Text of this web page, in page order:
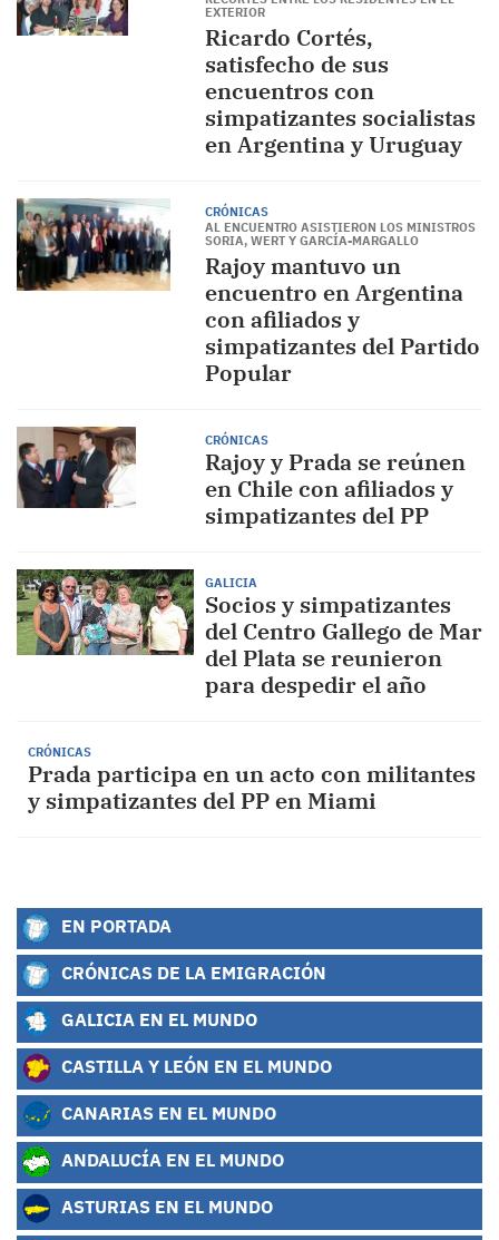
EXTERIOR
Ricardo Cortés,
satisfecho de sus
encuentros con
simpatizantes socialistas
en Argentina y Uruguay
CRÓNICAS
AL ENCUENTRO ASISTIERON LOS MINISTROS
SORIA, WERT Y GARCÍA-MARGALLO
Rajoy mantuvo un
encuentro en Argentina
con afiliados y
simpatizantes del Partido
Popular
CRÓNICAS
Rajoy y Prada se reúnen
en Chile con afiliados y
simpatizantes del PP
GALICIA
Socios y simpatizantes
del Centro Gallego de Mar
del Plata se reunieron
para despedir el año
CRÓNICAS
Prada participa en un acto con militantes
y simpatizantes del PP en Miami
EN PORTADA
CRÓNICAS DE LA EMIGRACIÓN
GALICIA EN EL MUNDO
CASTILLA Y LEÓN EN EL MUNDO
CANARIAS EN EL MUNDO
ANDALUCÍA EN EL MUNDO
ASTURIAS EN EL MUNDO